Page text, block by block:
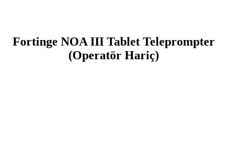
Fortinge NOA III Tablet Teleprompter
(Operatör Hariç)